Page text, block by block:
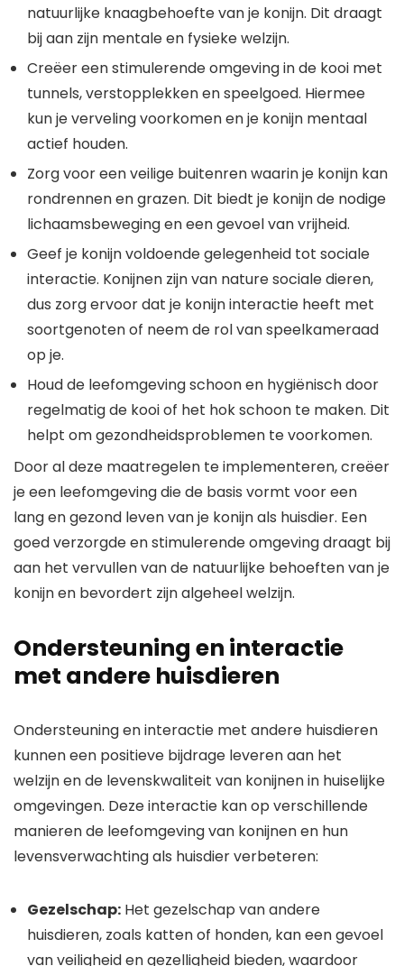
natuurlijke knaagbehoefte van je konijn. Dit draagt
bij aan zijn mentale en fysieke welzijn.
Creëer een stimulerende omgeving in de kooi met
tunnels, verstopplekken en speelgoed. Hiermee
kun je verveling voorkomen en je konijn mentaal
actief houden.
Zorg voor een veilige buitenren waarin je konijn kan
rondrennen en grazen. Dit biedt je konijn de nodige
lichaamsbeweging en een gevoel van vrijheid.
Geef je konijn voldoende gelegenheid tot sociale
interactie. Konijnen zijn van nature sociale dieren,
dus zorg ervoor dat je konijn interactie heeft met
soortgenoten of neem de rol van speelkameraad
op je.
Houd de leefomgeving schoon en hygiënisch door
regelmatig de kooi of het hok schoon te maken. Dit
helpt om gezondheidsproblemen te voorkomen.
Door al deze maatregelen te implementeren, creëer
je een leefomgeving die de basis vormt voor een
lang en gezond leven van je konijn als huisdier. Een
goed verzorgde en stimulerende omgeving draagt bij
aan het vervullen van de natuurlijke behoeften van je
konijn en bevordert zijn algeheel welzijn.
Ondersteuning en interactie
met andere huisdieren
Ondersteuning en interactie met andere huisdieren
kunnen een positieve bijdrage leveren aan het
welzijn en de levenskwaliteit van konijnen in huiselijke
omgevingen. Deze interactie kan op verschillende
manieren de leefomgeving van konijnen en hun
levensverwachting als huisdier verbeteren:
Gezelschap: Het gezelschap van andere
huisdieren, zoals katten of honden, kan een gevoel
van veiligheid en gezelligheid bieden, waardoor